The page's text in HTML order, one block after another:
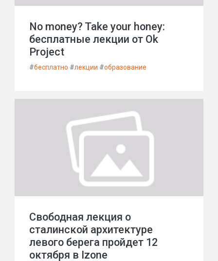
No money? Take your honey:
бесплатные лекции от Ok
Project
#бесплатно #лекции #образование
Свободная лекция о
сталинской архитектуре
левого берега пройдет 12
октября в Izone